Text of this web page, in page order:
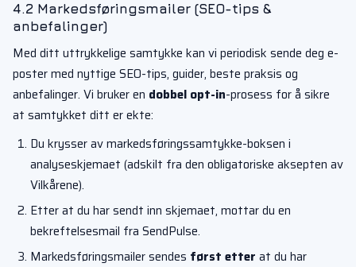
4.2 Markedsføringsmailer (SEO-tips &
anbefalinger)
Med ditt uttrykkelige samtykke kan vi periodisk sende deg e-
poster med nyttige SEO-tips, guider, beste praksis og
anbefalinger. Vi bruker en dobbel opt-in-prosess for å sikre
at samtykket ditt er ekte:
Du krysser av markedsføringssamtykke-boksen i
analyseskjemaet (adskilt fra den obligatoriske aksepten av
Vilkårene).
Etter at du har sendt inn skjemaet, mottar du en
bekreftelsesmail fra SendPulse.
Markedsføringsmailer sendes først etter at du har